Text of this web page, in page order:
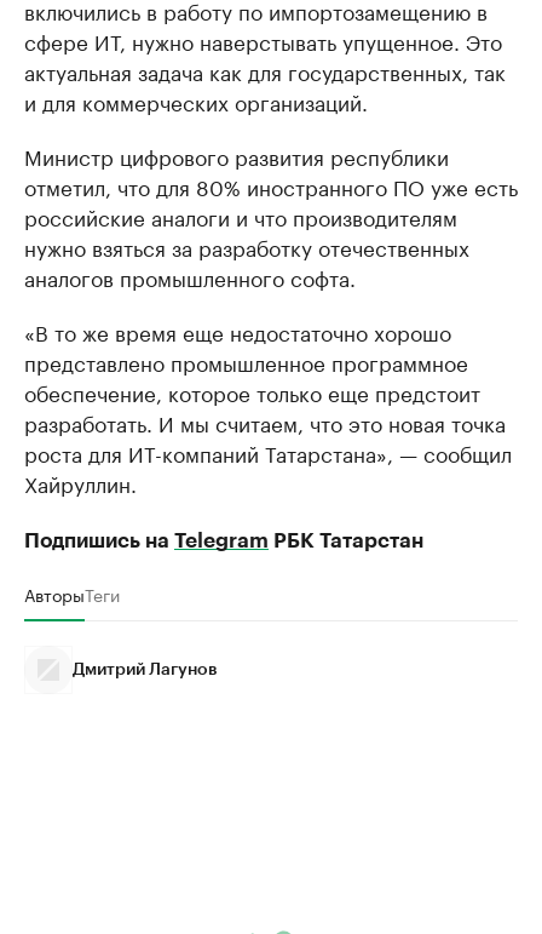
включились в работу по импортозамещению в
сфере ИТ, нужно наверстывать упущенное. Это
актуальная задача как для государственных, так
и для коммерческих организаций.
Министр цифрового развития республики
отметил, что для 80% иностранного ПО уже есть
российские аналоги и что производителям
нужно взяться за разработку отечественных
аналогов промышленного софта.
«В то же время еще недостаточно хорошо
представлено промышленное программное
обеспечение, которое только еще предстоит
разработать. И мы считаем, что это новая точка
роста для ИТ-компаний Татарстана», — сообщил
Хайруллин.
Подпишись на Telegram РБК Татарстан
АвторыТеги
Дмитрий Лагунов